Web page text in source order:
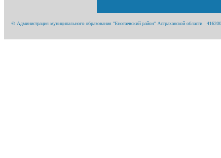
© Администрация муниципального образования "Енотаевский район" Астраханской области